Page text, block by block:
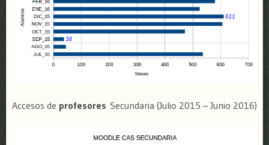
Accesos de profesores Secundaria (Julio 2015 – Junio 2016)